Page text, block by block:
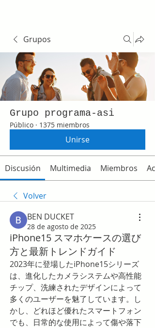
Grupos
Grupo programa-asi
Público · 1375 miembros
Unirse
Discusión Multimedia Miembros
Volver
BEN DUCKET
28 de agosto de 2025
iPhone15 スマホケースの選び
方と最新トレンドガイド
2023年に登場したiPhone15シリーズ
は、進化したカメラシステムや高性能
チップ、洗練されたデザインによって
多くのユーザーを魅了しています。し
かし、どれほど優れたスマートフォン
でも、日常的な使用によって傷や落下